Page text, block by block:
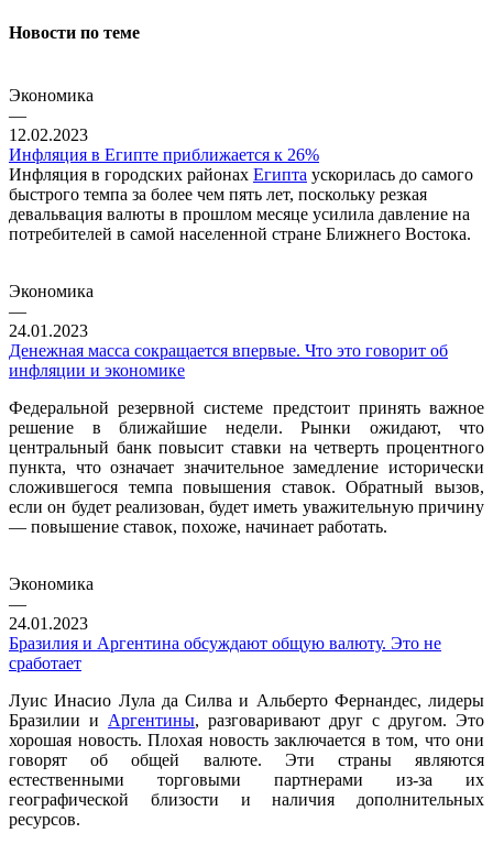
Новости по теме
Экономика
—
12.02.2023
Инфляция в Египте приближается к 26%
Инфляция в городских районах Египта ускорилась до самого
быстрого темпа за более чем пять лет, поскольку резкая
девальвация валюты в прошлом месяце усилила давление на
потребителей в самой населенной стране Ближнего Востока.
Экономика
—
24.01.2023
Денежная масса сокращается впервые. Что это говорит об
инфляции и экономике
Федеральной резервной системе предстоит принять важное
решение в ближайшие недели. Рынки ожидают, что
центральный банк повысит ставки на четверть процентного
пункта, что означает значительное замедление исторически
сложившегося темпа повышения ставок. Обратный вызов,
если он будет реализован, будет иметь уважительную причину
— повышение ставок, похоже, начинает работать.
Экономика
—
24.01.2023
Бразилия и Аргентина обсуждают общую валюту. Это не
сработает
Луис Инасио Лула да Силва и Альберто Фернандес, лидеры
Бразилии и Аргентины, разговаривают друг с другом. Это
хорошая новость. Плохая новость заключается в том, что они
говорят об общей валюте. Эти страны являются
естественными торговыми партнерами из-за их
географической близости и наличия дополнительных
ресурсов.